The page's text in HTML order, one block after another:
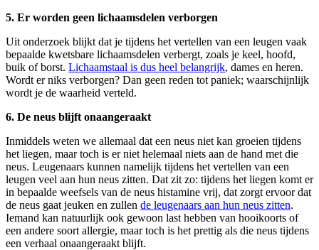
5. Er worden geen lichaamsdelen verborgen
Uit onderzoek blijkt dat je tijdens het vertellen van een leugen vaak
bepaalde kwetsbare lichaamsdelen verbergt, zoals je keel, hoofd,
buik of borst. Lichaamstaal is dus heel belangrijk, dames en heren.
Wordt er niks verborgen? Dan geen reden tot paniek; waarschijnlijk
wordt je de waarheid verteld.
6. De neus blijft onaangeraakt
Inmiddels weten we allemaal dat een neus niet kan groeien tijdens
het liegen, maar toch is er niet helemaal niets aan de hand met die
neus. Leugenaars kunnen namelijk tijdens het vertellen van een
leugen veel aan hun neus zitten. Dat zit zo: tijdens het liegen komt er
in bepaalde weefsels van de neus histamine vrij, dat zorgt ervoor dat
de neus gaat jeuken en zullen de leugenaars aan hun neus zitten.
Iemand kan natuurlijk ook gewoon last hebben van hooikoorts of
een andere soort allergie, maar toch is het prettig als die neus tijdens
een verhaal onaangeraakt blijft.